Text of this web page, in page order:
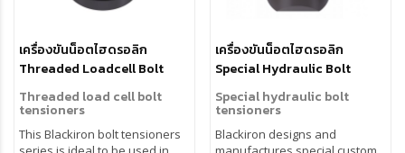
เครื่องขันน็อตไฮดรอลิก
Threaded Loadcell Bolt
Tensioners
Threaded load cell bolt
tensioners
This Blackiron bolt tensioners
เครื่องขันน็อตไฮดรอลิก
Special Hydraulic Bolt
Tensioners
Special hydraulic bolt
tensioners
Blackiron designs and